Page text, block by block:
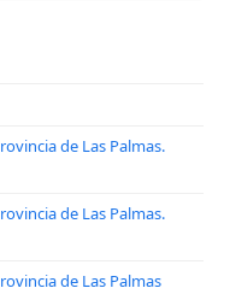
de Las Palmas.
de Las Palmas.
de Las Palmas